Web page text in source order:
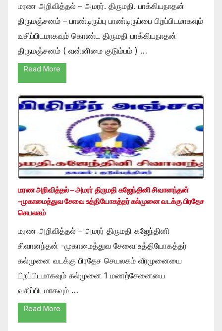
மரண அறிவித்தல் – அமரர். திருமதி. பாக்கியநாதன்
திருமஞ்சனம் – பாண்டிருப்பு பாண்டிருப்பை பிறப்பிடமாகவும்
வசிப்பிடமாகவும் கொண்ட திருமதி பாக்கியநாதன்
திருமஞ்சனம் ( வன்னிமை குடும்பம் ) …
Read More
மரண அறிவித்தல் – அமரர் திருமதி கஜேந்தினி சிவானந்தன்
-முகாமைத்துவ சேவை உத்தியோகத்தர் கல்முனை வடக்கு பிரதேச
செயலகம்
மரண அறிவித்தல் – அமரர் திருமதி கஜேந்தினி
சிவானந்தன் -முகாமைத்துவ சேவை உத்தியோகத்தர்
கல்முனை வடக்கு பிரதேச செயலகம் வீரமுனையை
பிறப்பிடமாகவும் கல்முனை 1 மணற்சேனையை
வசிப்பிடமாகவும் …
Read More